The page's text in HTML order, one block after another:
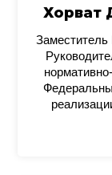
Хорват